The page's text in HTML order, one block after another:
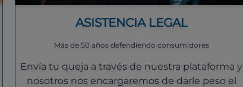
ASISTENCIA LEGAL
Más de 50 años defendiendo consumidores
Envía tu queja a través de nuestra plataforma y
nosotros nos encargaremos de darle peso el